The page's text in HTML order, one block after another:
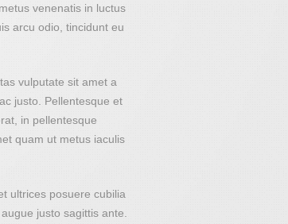
venenatis in luctus
arcu odio, tincidunt eu
vulputate sit amet a
justo. Pellentesque et
in pellentesque
quam ut metus iaculis
ultrices posuere cubilia
justo sagittis ante.